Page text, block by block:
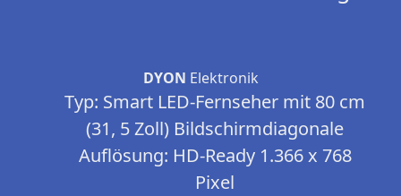
DYON Elektronik
Typ: Smart LED-Fernseher mit 80 cm
(31, 5 Zoll) Bildschirmdiagonale
Auflösung: HD-Ready 1.366 x 768
Pixel